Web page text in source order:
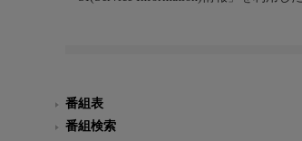
番組表
番組検索